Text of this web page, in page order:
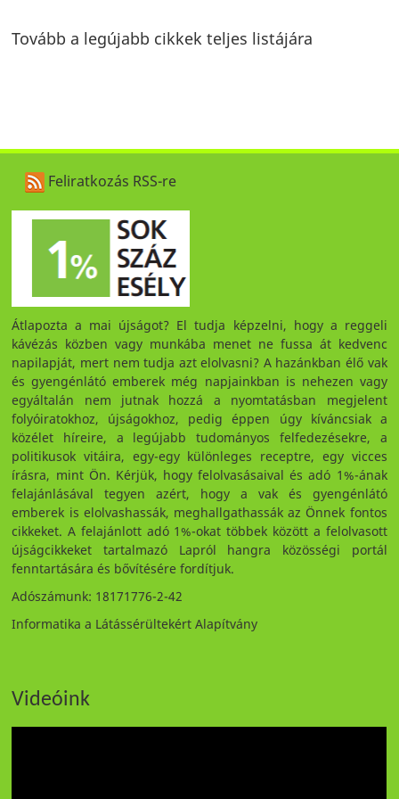
Tovább a legújabb cikkek teljes listájára
Feliratkozás RSS-re
Átlapozta a mai újságot? El tudja képzelni, hogy a reggeli
kávézás közben vagy munkába menet ne fussa át kedvenc
napilapját, mert nem tudja azt elolvasni? A hazánkban élő vak
és gyengénlátó emberek még napjainkban is nehezen vagy
egyáltalán nem jutnak hozzá a nyomtatásban megjelent
folyóiratokhoz, újságokhoz, pedig éppen úgy kíváncsiak a
közélet híreire, a legújabb tudományos felfedezésekre, a
politikusok vitáira, egy-egy különleges receptre, egy vicces
írásra, mint Ön. Kérjük, hogy felolvasásaival és adó 1%-ának
felajánlásával tegyen azért, hogy a vak és gyengénlátó
emberek is elolvashassák, meghallgathassák az Önnek fontos
cikkeket. A felajánlott adó 1%-okat többek között a felolvasott
újságcikkeket tartalmazó Lapról hangra közösségi portál
fenntartására és bővítésére fordítjuk.
Adószámunk: 18171776-2-42
Informatika a Látássérültekért Alapítvány
Videóink